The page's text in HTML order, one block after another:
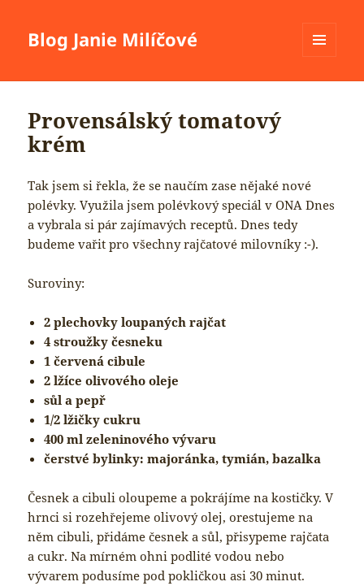
Blog Janie Milíčové
Provensálský tomatový
krém
Tak jsem si řekla, že se naučím zase nějaké nové
polévky. Využila jsem polévkový speciál v ONA Dnes
a vybrala si pár zajímavých receptů. Dnes tedy
budeme vařit pro všechny rajčatové milovníky :-).
Suroviny:
2 plechovky loupaných rajčat
4 stroužky česneku
1 červená cibule
2 lžíce olivového oleje
sůl a pepř
1/2 lžičky cukru
400 ml zeleninového vývaru
čerstvé bylinky: majoránka, tymián, bazalka
Česnek a cibuli oloupeme a pokrájíme na kostičky. V
hrnci si rozehřejeme olivový olej, orestujeme na
něm cibuli, přidáme česnek a sůl, přisypeme rajčata
a cukr. Na mírném ohni podlité vodou nebo
vývarem podusíme pod pokličkou asi 30 minut.